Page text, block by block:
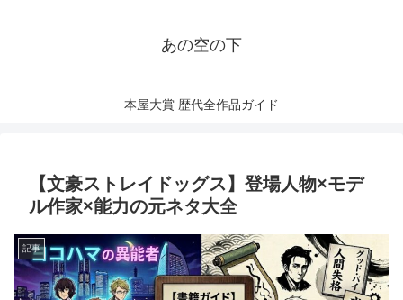
あの空の下
本屋大賞 歴代全作品ガイド
【文豪ストレイドッグス】登場人物×モデ
ル作家×能力の元ネタ大全
記事